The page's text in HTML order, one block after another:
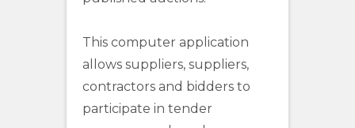
This computer application
allows suppliers, suppliers,
contractors and bidders to
participate in tender